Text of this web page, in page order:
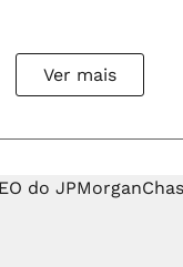
Ver mais